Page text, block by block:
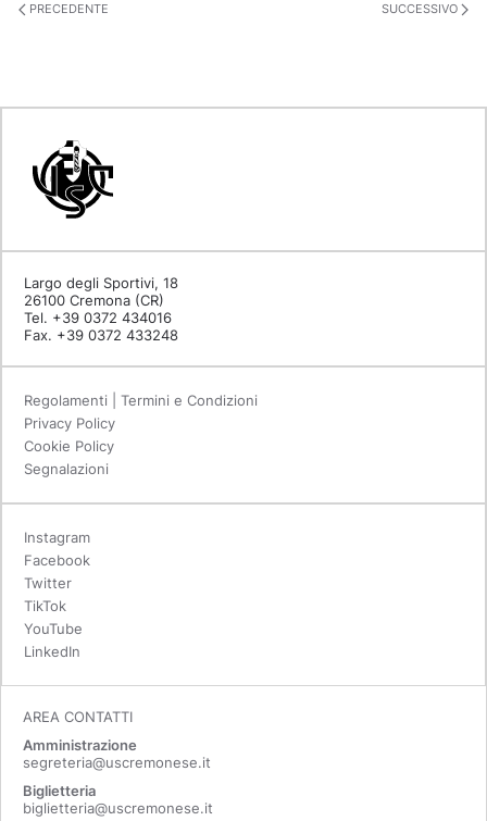
PRECEDENTE SUCCESSIVO
Largo degli Sportivi, 18
26100 Cremona (CR)
Tel. +39 0372 434016
Fax. +39 0372 433248
Regolamenti | Termini e Condizioni
Privacy Policy
Cookie Policy
Segnalazioni
Instagram
Facebook
Twitter
TikTok
YouTube
LinkedIn
AREA CONTATTI
Amministrazione
segreteria@uscremonese.it
Biglietteria
biglietteria@uscremonese.it